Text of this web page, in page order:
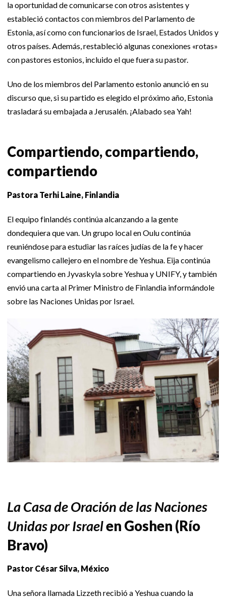
la oportunidad de comunicarse con otros asistentes y
estableció contactos con miembros del Parlamento de
Estonia, así como con funcionarios de Israel, Estados Unidos y
otros países. Además, restableció algunas conexiones «rotas»
con pastores estonios, incluido el que fuera su pastor.
Uno de los miembros del Parlamento estonio anunció en su
discurso que, si su partido es elegido el próximo año, Estonia
trasladará su embajada a Jerusalén. ¡Alabado sea Yah!
Compartiendo, compartiendo,
compartiendo
Pastora Terhi Laine, Finlandia
El equipo finlandés continúa alcanzando a la gente
dondequiera que van. Un grupo local en Oulu continúa
reuniéndose para estudiar las raíces judías de la fe y hacer
evangelismo callejero en el nombre de Yeshua. Eija continúa
compartiendo en Jyvaskyla sobre Yeshua y UNIFY, y también
envió una carta al Primer Ministro de Finlandia informándole
sobre las Naciones Unidas por Israel.
La Casa de Oración de las Naciones
Unidas por Israelen Goshen (Río
Bravo)
Pastor César Silva, México
Una señora llamada Lizzeth recibió a Yeshua cuando la